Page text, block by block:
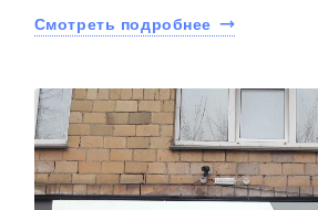
Смотреть подробнее